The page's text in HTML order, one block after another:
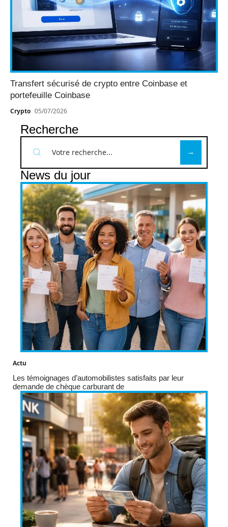
Transfert sécurisé de crypto entre Coinbase et
portefeuille Coinbase
Crypto 05/07/2026
Recherche
News du jour
Actu
Les témoignages d’automobilistes satisfaits par leur
demande de chèque carburant de